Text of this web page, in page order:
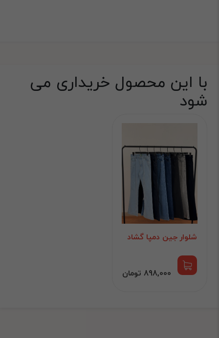
با این محصول خریداری می
شود
شلوار جین دمپا گشاد
898,000 تومان